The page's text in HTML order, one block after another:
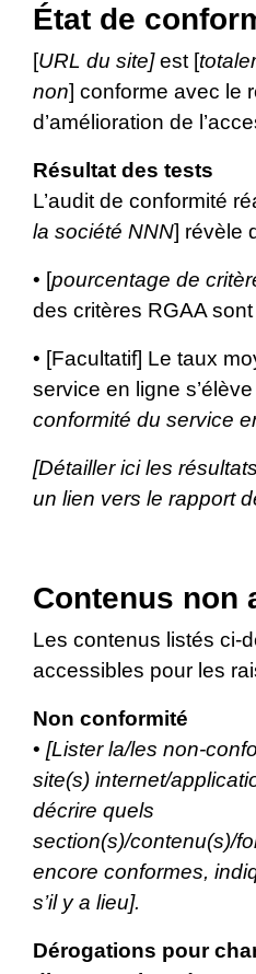
État de
[URL du site]est [
non] conforme avec le
d’amélioration de
Résultat des tests
L’audit de conformité
la société NNN] révèle
• [pourcentage de
des critères RGAA
• [Facultatif] Le taux
service en ligne
conformité du service
[Détailler ici les
un lien vers le rapport
Contenus non
Les contenus listés ci-
accessibles pour les
Non conformité
• [Lister la/les non-
site(s) internet/
décrire quels
section(s)/contenu(s)/
encore conformes,
s’il y a lieu].
Dérogations pour